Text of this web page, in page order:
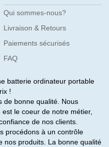
Qui sommes-nous?
Livraison & Retours
Paiements sécurisés
FAQ
batterie ordinateur portable
!
de bonne qualité. Nous
le coeur de notre métier,
de nos clients.
procédons à un contrôle
nos produits. La bonne qualité